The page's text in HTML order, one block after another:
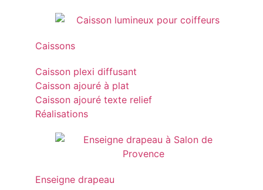
Caissons
Caisson plexi diffusant
Caisson ajouré à plat
Caisson ajouré texte relief
Réalisations
Enseigne drapeau